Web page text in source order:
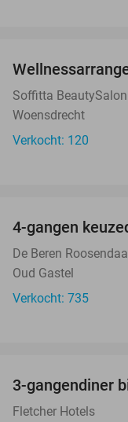
Soffitta BeautySalon
Woensdrecht
Verkocht: 120
4-gangen
De Beren Roosendaal
Oud Gastel
Verkocht: 735
3-gangendiner
Fletcher Hotels